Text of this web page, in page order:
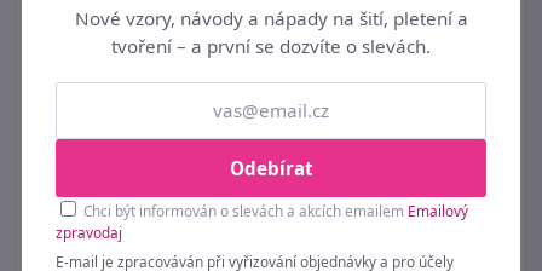
Nové vzory, návody a nápady na šití, pletení a
tvoření – a první se dozvíte o slevách.
Odebírat
Chci být informován o slevách a akcích emailem Emailový
zpravodaj
E-mail je zpracováván při vyřizování objednávky a pro účely